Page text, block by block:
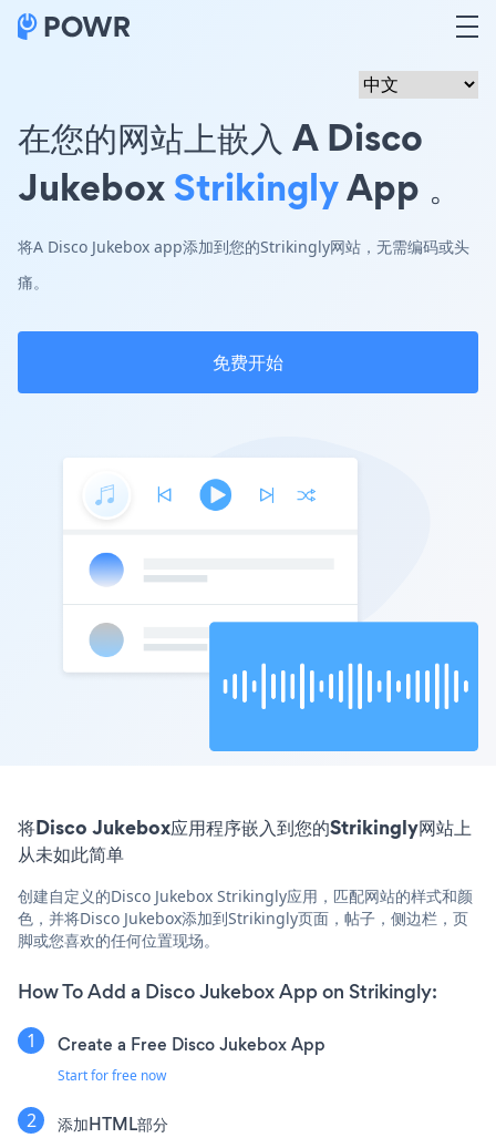
在您的网站上嵌入 A Disco
JukeboxStrikinglyApp 。
将A Disco Jukebox app添加到您的Strikingly网站，无需编码或头
痛。
免费开始
将Disco Jukebox应用程序嵌入到您的Strikingly网站上
从未如此简单
创建自定义的Disco Jukebox Strikingly应用，匹配网站的样式和颜
色，并将Disco Jukebox添加到Strikingly页面，帖子，侧边栏，页
脚或您喜欢的任何位置现场。
How To Add a Disco Jukebox App on Strikingly:
Create a Free Disco Jukebox App
Start for free now
添加HTML部分